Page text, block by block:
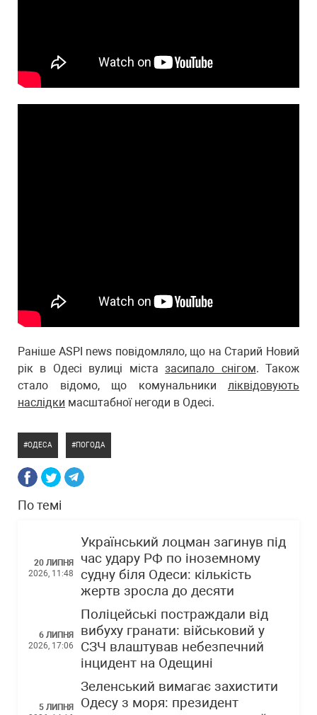
Раніше ASPI news повідомляло, що на Старий Новий
рік в Одесі вулиці містазасипало снігом. Також
стало відомо, що комунальники ліквідовують
наслідки масштабної негоди в Одесі.
ОДЕСА ПОГОДА
По темі
20 ЛИПНЯ
2026, 11:48
Український лоцман загинув під
час удару РФ по іноземному
судну біля Одеси: кількість
жертв зросла до десяти
6 ЛИПНЯ
2026, 17:06
Поліцейські постраждали від
вибуху гранати: військовий у
СЗЧ влаштував небезпечний
інцидент на Одещині
5 ЛИПНЯ
Зеленський вимагає захистити
Одесу з моря: президент